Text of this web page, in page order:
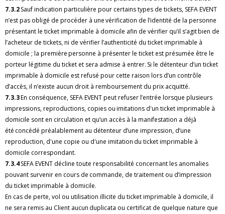
7.3.2Sauf indication particulière pour certains types de tickets, SEFA EVENT
n’est pas obligé de procéder à une vérification de l’identité de la personne
présentant le ticket imprimable à domicile afin de vérifier qu’il s’agit bien de
l’acheteur de tickets, ni de vérifier l’authenticité du ticket imprimable à
domicile ; la première personne à présenter le ticket est présumée être le
porteur légitime du ticket et sera admise à entrer. Si le détenteur d’un ticket
imprimable à domicile est refusé pour cette raison lors d’un contrôle
d’accès, il n’existe aucun droit à remboursement du prix acquitté.
7.3.3En conséquence, SEFA EVENT peut refuser l’entrée lorsque plusieurs
impressions, reproductions, copies ou imitations d'un ticket imprimable à
domicile sont en circulation et qu’un accès à la manifestation a déjà
été concédé préalablement au détenteur d’une impression, d’une
reproduction, d'une copie ou d'une imitation du ticket imprimable à
domicile correspondant.
7.3.4SEFA EVENT décline toute responsabilité concernant les anomalies
pouvant survenir en cours de commande, de traitement ou d’impression
du ticket imprimable à domicile.
En cas de perte, vol ou utilisation illicite du ticket imprimable à domicile, il
ne sera remis au Client aucun duplicata ou certificat de quelque nature que